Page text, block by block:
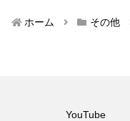
ホーム その他
YouTube